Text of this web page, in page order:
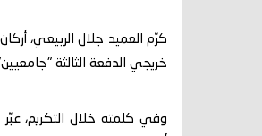
كرّم العميد جلال الربيعي،
خريجي الدفعة الثالثة
وفي كلمته خلال التكريم، عبّر